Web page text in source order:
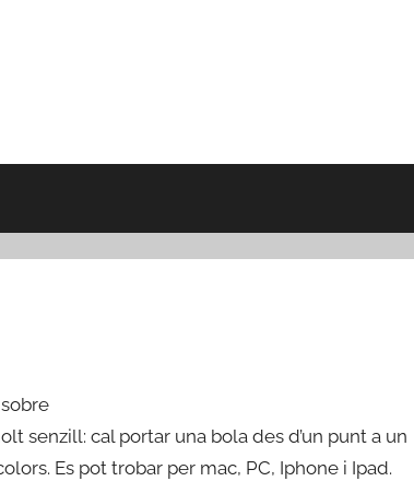
senzill: cal portar una bola des d’un punt a un
Es pot trobar per mac, PC, Iphone i Ipad.